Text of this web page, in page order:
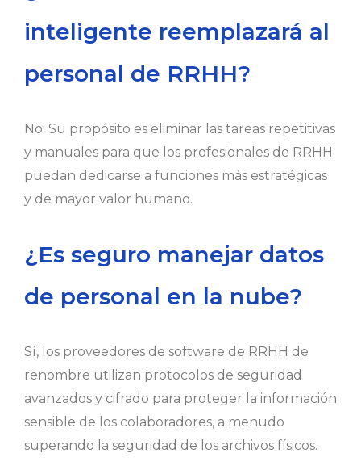
inteligente reemplazará al
personal de RRHH?
No. Su propósito es eliminar las tareas repetitivas
y manuales para que los profesionales de RRHH
puedan dedicarse a funciones más estratégicas
y de mayor valor humano.
¿Es seguro manejar datos
de personal en la nube?
Sí, los proveedores de software de RRHH de
renombre utilizan protocolos de seguridad
avanzados y cifrado para proteger la información
sensible de los colaboradores, a menudo
superando la seguridad de los archivos físicos.